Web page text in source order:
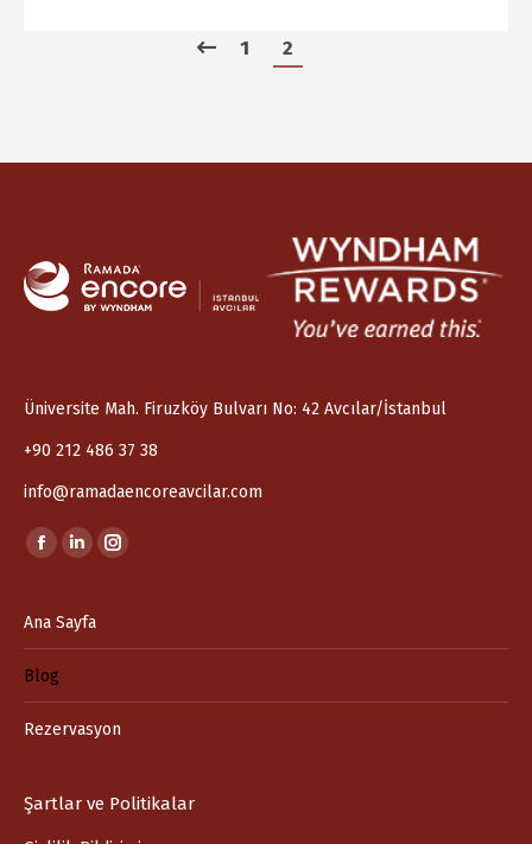
1 2
Üniversite Mah. Firuzköy Bulvarı No: 42 Avcılar/İstanbul
+90 212 486 37 38
info@ramadaencoreavcilar.com
Find us on:
Facebook
opens
in
new
window
Linkedin
opens
in
window
Instagram
in
window
Ana Sayfa
Blog
Rezervasyon
Şartlar ve Politikalar